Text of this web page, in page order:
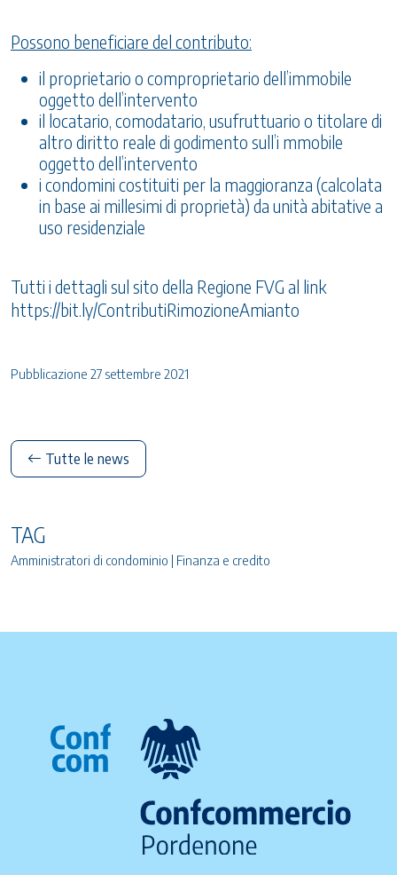
Possono beneficiare del contributo:
il proprietario o comproprietario dell’immobile
oggetto dell’intervento
il locatario, comodatario, usufruttuario o titolare di
altro diritto reale di godimento sull’i mmobile
oggetto dell’intervento
i condomini costituiti per la maggioranza (calcolata
in base ai millesimi di proprietà) da unità abitative a
uso residenziale
Tutti i dettagli sul sito della Regione FVG al link
https://bit.ly/ContributiRimozioneAmianto
Pubblicazione 27 settembre 2021
Tutte le news
TAG
Amministratori di condominio | Finanza e credito